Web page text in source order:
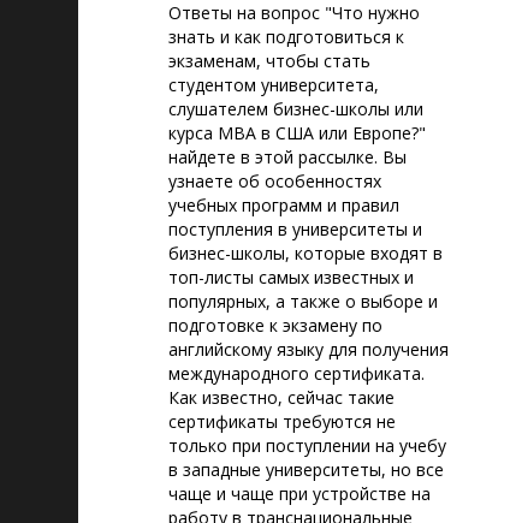
Ответы на вопрос "Что нужно
знать и как подготовиться к
экзаменам, чтобы стать
студентом университета,
слушателем бизнес-школы или
курса MBA в США или Европе?"
найдете в этой рассылке. Вы
узнаете об особенностях
учебных программ и правил
поступления в университеты и
бизнес-школы, которые входят в
топ-листы самых известных и
популярных, а также о выборе и
подготовке к экзамену по
английскому языку для получения
международного сертификата.
Как известно, сейчас такие
сертификаты требуются не
только при поступлении на учебу
в западные университеты, но все
чаще и чаще при устройстве на
работу в транснациональные